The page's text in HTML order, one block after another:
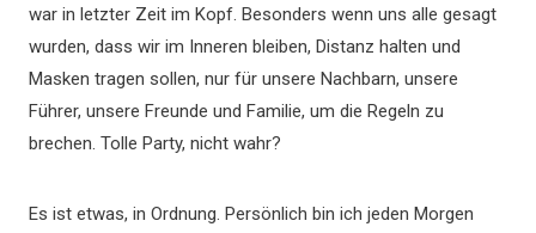
war in letzter Zeit im Kopf. Besonders wenn uns alle gesagt
wurden, dass wir im Inneren bleiben, Distanz halten und
Masken tragen sollen, nur für unsere Nachbarn, unsere
Führer, unsere Freunde und Familie, um die Regeln zu
brechen. Tolle Party, nicht wahr?
Es ist etwas, in Ordnung. Persönlich bin ich jeden Morgen